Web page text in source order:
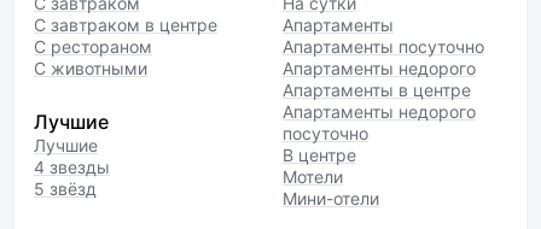
С завтраком в центре
С рестораном
С животными
Лучшие
Лучшие
4 звезды
5 звёзд
Апартаменты
Апартаменты посуточно
Апартаменты недорого
Апартаменты в центре
Апартаменты недорого
посуточно
В центре
Мотели
Мини-отели